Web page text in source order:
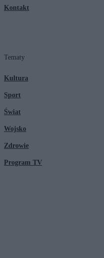
Kontakt
Tematy
Kultura
Sport
Świat
Wojsko
Zdrowie
Program TV